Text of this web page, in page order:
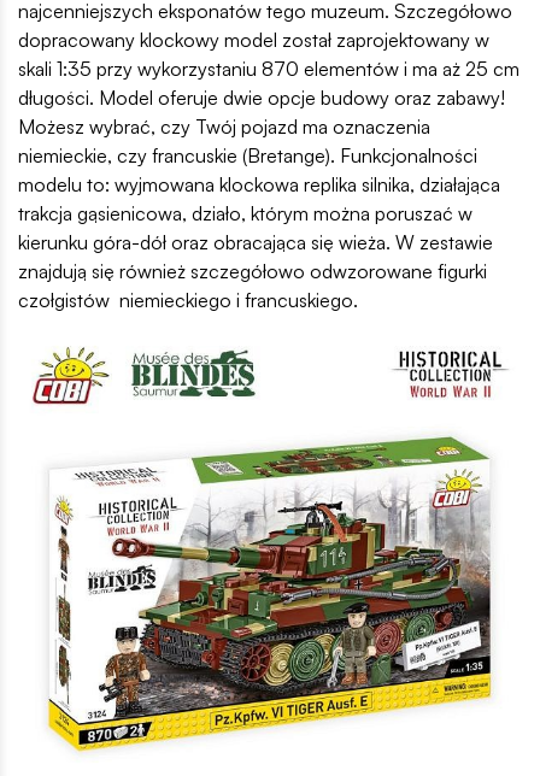
najcenniejszych eksponatów tego muzeum. Szczegółowo
dopracowany klockowy model został zaprojektowany w
skali 1:35 przy wykorzystaniu 870 elementów i ma aż 25 cm
długości. Model oferuje dwie opcje budowy oraz zabawy!
Możesz wybrać, czy Twój pojazd ma oznaczenia
niemieckie, czy francuskie (Bretange). Funkcjonalności
modelu to: wyjmowana klockowa replika silnika, działająca
trakcja gąsienicowa, działo, którym można poruszać w
kierunku góra-dół oraz obracająca się wieża. W zestawie
znajdują się również szczegółowo odwzorowane figurki
czołgistów niemieckiego i francuskiego.